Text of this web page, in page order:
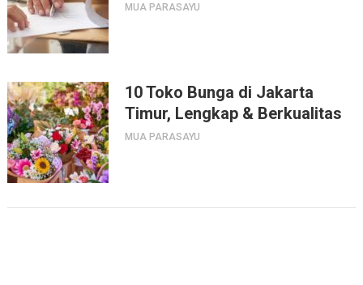
MUA PARASAYU
10 Toko Bunga di Jakarta
Timur, Lengkap & Berkualitas
MUA PARASAYU